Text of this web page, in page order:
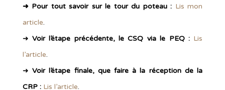
➜ Pour tout savoir sur le tour du poteau : Lis mon
article.
➜Voir l’étape précédente, le CSQ via le PEQ : Lis
l’article.
➜Voir l’étape finale, que faire à la réception de la
CRP : Lis l’article.